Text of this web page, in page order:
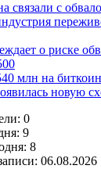
связали с
о риске
млн на
новую
0
9
8
06.08.2026